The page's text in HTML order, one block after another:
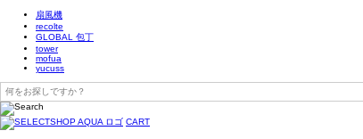
扇風機
recolte
GLOBAL 包丁
tower
mofua
yucuss
CART